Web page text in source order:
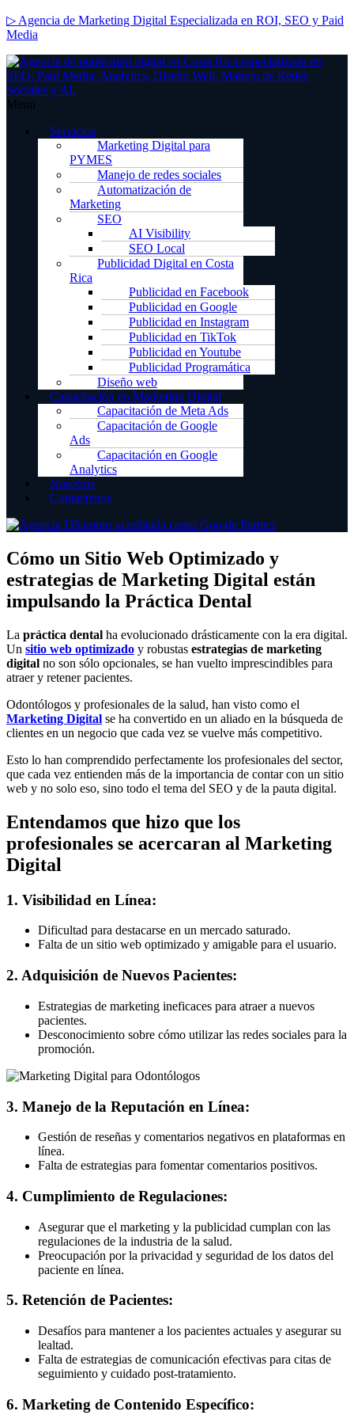
▷ Agencia de Marketing Digital Especializada en ROI, SEO y Paid
Media
Menu
Servicios
Marketing Digital para
PYMES
Manejo de redes sociales
Automatización de
Marketing
SEO
AI Visibility
SEO Local
Publicidad Digital en Costa
Rica
Publicidad en Facebook
Publicidad en Google
Publicidad en Instagram
Publicidad en TikTok
Publicidad en Youtube
Publicidad Programática
Diseño web
Capacitación en Marketing Digital
Capacitación de Meta Ads
Capacitación de Google
Ads
Capacitación en Google
Analytics
Nosotros
Contactenos
Cómo un Sitio Web Optimizado y
estrategias de Marketing Digital están
impulsando la Práctica Dental
La práctica dental ha evolucionado drásticamente con la era digital.
Un sitio web optimizado y robustas estrategias de marketing
digital no son sólo opcionales, se han vuelto imprescindibles para
atraer y retener pacientes.
Odontólogos y profesionales de la salud, han visto como el
Marketing Digital se ha convertido en un aliado en la búsqueda de
clientes en un negocio que cada vez se vuelve más competitivo.
Esto lo han comprendido perfectamente los profesionales del sector,
que cada vez entienden más de la importancia de contar con un sitio
web y no solo eso, sino todo el tema del SEO y de la pauta digital.
Entendamos que hizo que los
profesionales se acercaran al Marketing
Digital
1. Visibilidad en Línea:
Dificultad para destacarse en un mercado saturado.
Falta de un sitio web optimizado y amigable para el usuario.
2. Adquisición de Nuevos Pacientes:
Estrategias de marketing ineficaces para atraer a nuevos
pacientes.
Desconocimiento sobre cómo utilizar las redes sociales para la
promoción.
3. Manejo de la Reputación en Línea:
Gestión de reseñas y comentarios negativos en plataformas en
línea.
Falta de estrategias para fomentar comentarios positivos.
4. Cumplimiento de Regulaciones:
Asegurar que el marketing y la publicidad cumplan con las
regulaciones de la industria de la salud.
Preocupación por la privacidad y seguridad de los datos del
paciente en línea.
5. Retención de Pacientes:
Desafíos para mantener a los pacientes actuales y asegurar su
lealtad.
Falta de estrategias de comunicación efectivas para citas de
seguimiento y cuidado post-tratamiento.
6. Marketing de Contenido Específico: